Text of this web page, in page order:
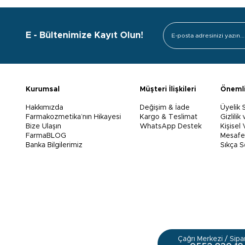
E - Bültenimize Kayıt Olun!
Kurumsal
Hakkımızda
Farmakozmetika’nın Hikayesi
Bize Ulaşın
FarmaBLOG
Banka Bilgilerimiz
Müşteri İlişkileri
Değişim & İade
Kargo & Teslimat
WhatsApp Destek
Üyelik
Gizlilik
Kişisel
Sıkça
Çağrı Merkezi /